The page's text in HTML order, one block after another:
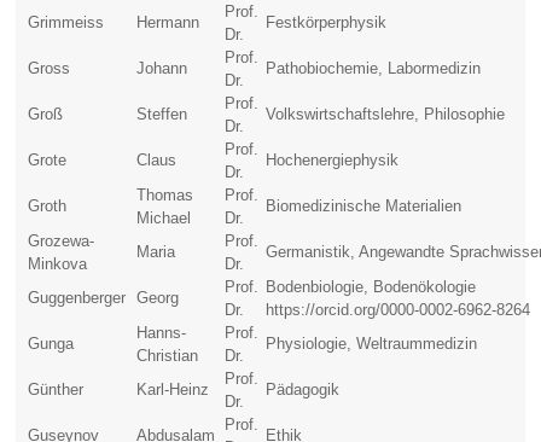
Grimmeiss
Hermann
Prof.
Dr.
Festkörperphysik
Gross Johann
Prof.
Dr.
Pathobiochemie, Labormedizin
Groß Steffen
Prof.
Dr.
Volkswirtschaftslehre, Philosophie
Grote Claus
Prof.
Dr.
Hochenergiephysik
Groth
Thomas
Michael
Prof.
Dr.
Biomedizinische Materialien
Grozewa-
Minkova
Maria
Prof.
Dr.
Germanistik, Angewandte
Guggenberger Georg
Prof.
Dr.
Bodenbiologie, Bodenökologie
https://orcid.org/0000-0002-6962-8264
Gunga
Hanns-
Christian
Prof.
Dr.
Physiologie, Weltraummedizin
Günther Karl-Heinz
Prof.
Dr.
Pädagogik
Guseynov Abdusalam
Prof.
Ethik